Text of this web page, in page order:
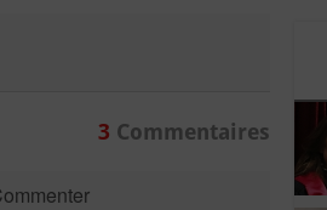
3 Commentaires